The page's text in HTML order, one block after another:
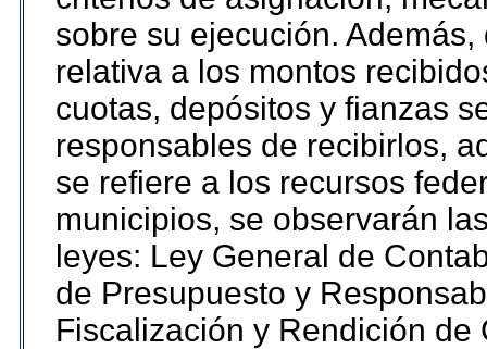
sobre su ejecución.
relativa a los montos
cuotas, depósitos y fianzas
responsables de recibirlos,
se refiere a los recursos
municipios, se observarán
leyes: Ley General de
de Presupuesto y
Fiscalización y Rendición